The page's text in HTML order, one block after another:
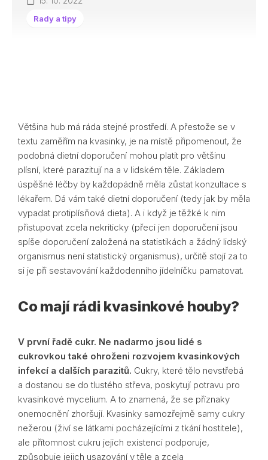
Rady a tipy
Většina hub má ráda stejné prostředí. A přestože se v
textu zaměřím na kvasinky, je na místě připomenout, že
podobná dietní doporučení mohou platit pro většinu
plísní, které parazitují na a v lidském těle. Základem
úspěšné léčby by každopádně měla zůstat konzultace s
lékařem. Dá vám také dietní doporučení (tedy jak by měla
vypadat protiplísňová dieta). A i když je těžké k nim
přistupovat zcela nekriticky (přeci jen doporučení jsou
spíše doporučení založená na statistikách a žádný lidský
organismus není statistický organismus), určitě stojí za to
si je při sestavování každodenního jídelníčku pamatovat.
Co mají rádi kvasinkové houby?
V první řadě cukr. Ne nadarmo jsou lidé s
cukrovkou také ohroženi rozvojem kvasinkových
infekcí a dalších parazitů. Cukry, které tělo nevstřebá
a dostanou se do tlustého střeva, poskytují potravu pro
kvasinkové mycelium. A to znamená, že se příznaky
onemocnění zhoršují. Kvasinky samozřejmě samy cukry
nežerou (živí se látkami pocházejícími z tkání hostitele),
ale přítomnost cukru jejich existenci podporuje,
způsobuje jejich usazování v těle a zcela